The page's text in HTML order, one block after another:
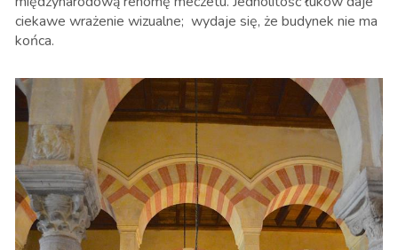
ciekawe wrażenie wizualne; wydaje się, że budynek nie ma
końca.